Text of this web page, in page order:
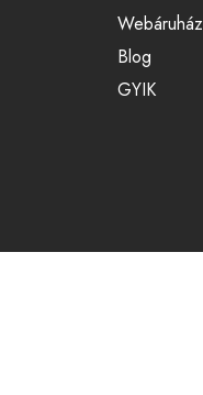
Webáruház
Blog
GYIK